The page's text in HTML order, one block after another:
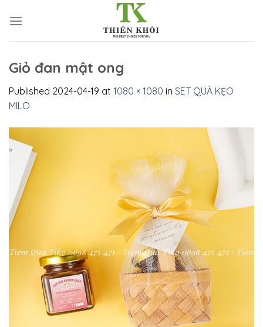
Giỏ đan mật ong
Published 2024-04-19 at 1080 × 1080 in SET QUÀ KẸO
MILO